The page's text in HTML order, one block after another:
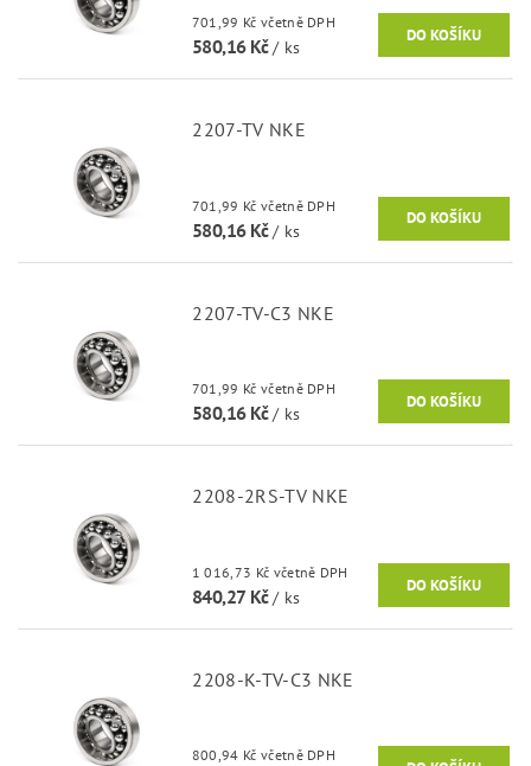
701,99 Kč včetně DPH
580,16 Kč/ ks
2207-TV NKE
701,99 Kč včetně DPH
580,16 Kč/ ks
2207-TV-C3 NKE
701,99 Kč včetně DPH
580,16 Kč/ ks
2208-2RS-TV NKE
1 016,73 Kč včetně DPH
840,27 Kč/ ks
2208-K-TV-C3 NKE
800,94 Kč včetně DPH